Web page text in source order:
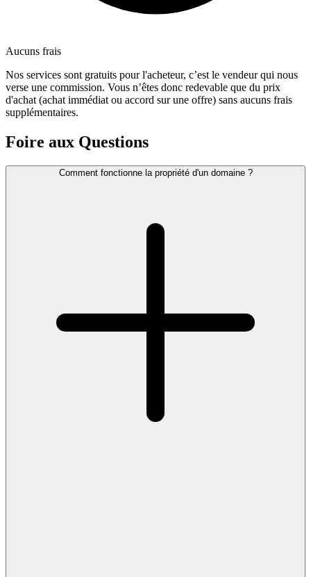
Aucuns frais
Nos services sont gratuits pour l'acheteur, c’est le vendeur qui nous
verse une commission. Vous n’êtes donc redevable que du prix
d'achat (achat immédiat ou accord sur une offre) sans aucuns frais
supplémentaires.
Foire aux Questions
Comment fonctionne la propriété d'un domaine ?